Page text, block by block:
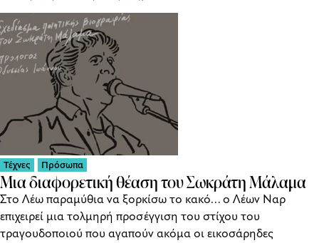
Τέχνες Πρόσωπα
Μια διαφορετική θέαση του Σωκράτη Μάλαμα
Στο Λέω παραμύθια να ξορκίσω το κακό… ο Λέων Ναρ
επιχειρεί μια τολμηρή προσέγγιση του στίχου του
τραγουδοποιού που αγαπούν ακόμα οι εικοσάρηδες